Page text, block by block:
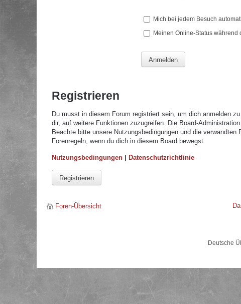
Mich bei jedem Besuch
Meinen Online-Status während
Registrieren
Du musst in diesem Forum registriert sein, um dich anmelden
dir, auf weitere Funktionen zuzugreifen. Die Board-
Beachte bitte unsere Nutzungsbedingungen und die
Forenregeln, wenn du dich in diesem Board bewegst.
Nutzungsbedingungen | Datenschutzrichtlinie
Registrieren
Foren-Übersicht
Deutsche